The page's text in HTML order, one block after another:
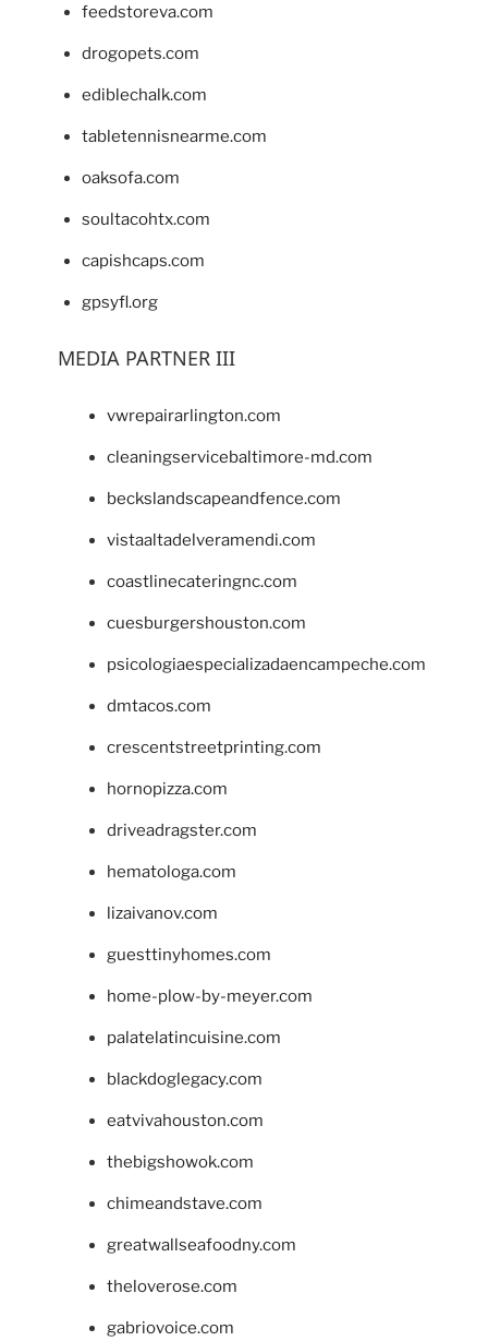
feedstoreva.com
drogopets.com
ediblechalk.com
tabletennisnearme.com
oaksofa.com
soultacohtx.com
capishcaps.com
gpsyfl.org
MEDIA PARTNER III
vwrepairarlington.com
cleaningservicebaltimore-md.com
beckslandscapeandfence.com
vistaaltadelveramendi.com
coastlinecateringnc.com
cuesburgershouston.com
psicologiaespecializadaencampeche.com
dmtacos.com
crescentstreetprinting.com
hornopizza.com
driveadragster.com
hematologa.com
lizaivanov.com
guesttinyhomes.com
home-plow-by-meyer.com
palatelatincuisine.com
blackdoglegacy.com
eatvivahouston.com
thebigshowok.com
chimeandstave.com
greatwallseafoodny.com
theloverose.com
gabriovoice.com